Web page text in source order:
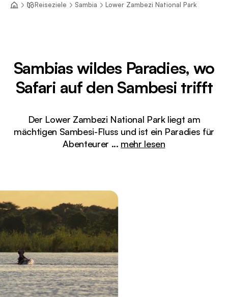
Reiseziele Sambia Lower Zambezi National Park
Sambias wildes Paradies, wo
Safari auf den Sambesi trifft
Der Lower Zambezi National Park liegt am
mächtigen Sambesi-Fluss und ist ein Paradies für
Abenteurer ... mehr lesen